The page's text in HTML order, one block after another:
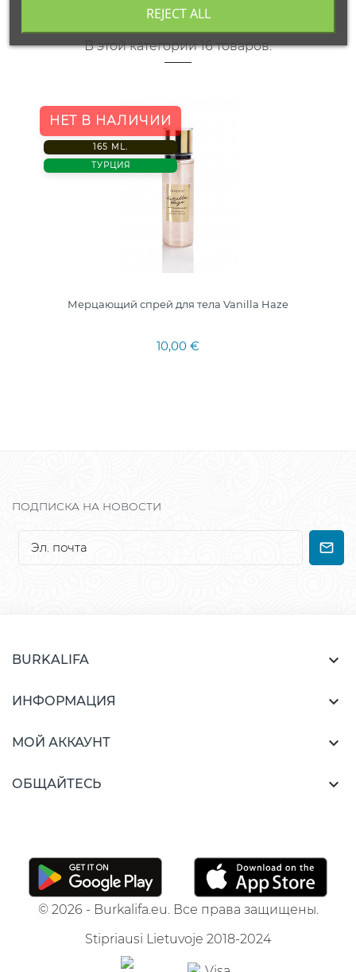
В этой категории 16 товаров:
НЕТ В НАЛИЧИИ
165 ML.
ТУРЦИЯ
Мерцающий спрей для тела Vanilla Haze
10,00 €
ПОДПИСКА НА НОВОСТИ
BURKALIFA 
ИНФОРМАЦИЯ 
МОЙ АККАУНТ 
ОБЩАЙТЕСЬ 
© 2026 - Burkalifa.eu. Все права защищены.
Stipriausi Lietuvoje 2018-2024
REJECT ALL